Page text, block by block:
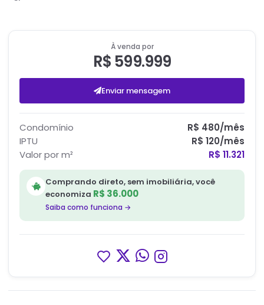
À venda por
R$ 599.999
Enviar mensagem
Condomínio R$ 480/mês
IPTU
R$ 120/mês
Valor por m²
R$ 11.321
Comprando direto, sem imobiliária, você
economiza R$ 36.000
Saiba como funciona →